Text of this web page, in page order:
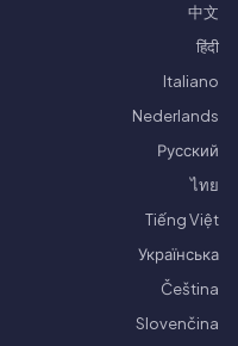
中文
हिंदी
Italiano
Nederlands
Русский
ไทย
Tiếng Việt
Українська
Čeština
Slovenčina